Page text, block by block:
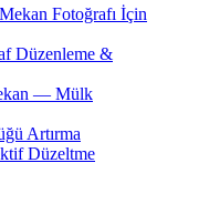
Fotoğrafı İçin
Düzenleme &
— Mülk
Artırma
Düzeltme